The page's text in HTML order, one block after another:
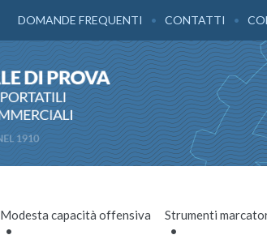
DOMANDE FREQUENTI CONTATTI
Modesta capacità offensiva Strumenti